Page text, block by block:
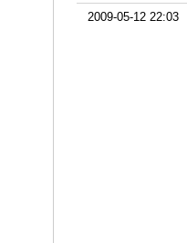
2009-05-12 22:03